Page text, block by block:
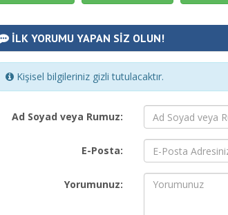
İLK YORUMU YAPAN SİZ OLUN!
Kişisel bilgileriniz gizli tutulacaktır.
Ad Soyad veya Rumuz:
E-Posta:
Yorumunuz: